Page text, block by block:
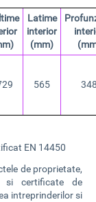
Latime
interior
(mm)
565
EN 14450
de proprietate,
si certificate de
intreprinderilor si